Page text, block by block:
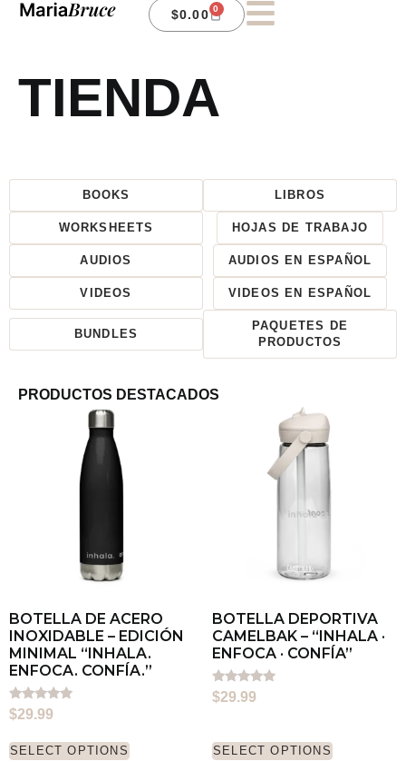
$0.00 0
TIENDA
BOOKS LIBROS
WORKSHEETS HOJAS DE TRABAJO
AUDIOS AUDIOS EN ESPAÑOL
VIDEOS VIDEOS EN ESPAÑOL
BUNDLES
PAQUETES DE
PRODUCTOS
PRODUCTOS DESTACADOS
BOTELLA DE ACERO
INOXIDABLE – EDICIÓN
MINIMAL “INHALA.
ENFOCA. CONFÍA.”
Rated
5.00
$29.99
SELECT OPTIONS
BOTELLA DEPORTIVA
CAMELBAK – “INHALA ·
ENFOCA · CONFÍA”
Rated
5.00
$29.99
SELECT OPTIONS